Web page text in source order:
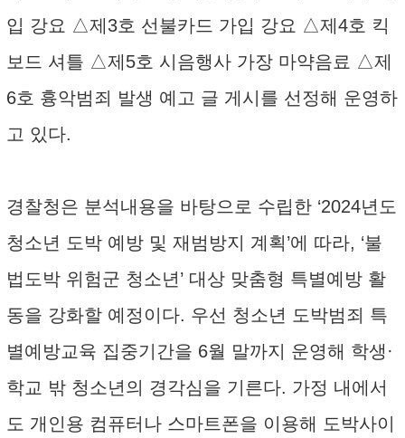
입 강요 △제3호 선불카드 가입 강요 △제4호 킥
보드 셔틀 △제5호 시음행사 가장 마약음료 △제
6호 흉악범죄 발생 예고 글 게시를 선정해 운영하
고 있다.
경찰청은 분석내용을 바탕으로 수립한 ‘2024년도
청소년 도박 예방 및 재범방지 계획’에 따라, ‘불
법도박 위험군 청소년’ 대상 맞춤형 특별예방 활
동을 강화할 예정이다. 우선 청소년 도박범죄 특
별예방교육 집중기간을 6월 말까지 운영해 학생·
학교 밖 청소년의 경각심을 기른다. 가정 내에서
도 개인용 컴퓨터나 스마트폰을 이용해 도박사이